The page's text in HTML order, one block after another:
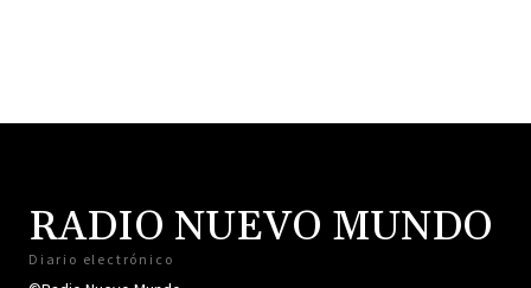
RADIO NUEVO MUNDO
Diario electrónico